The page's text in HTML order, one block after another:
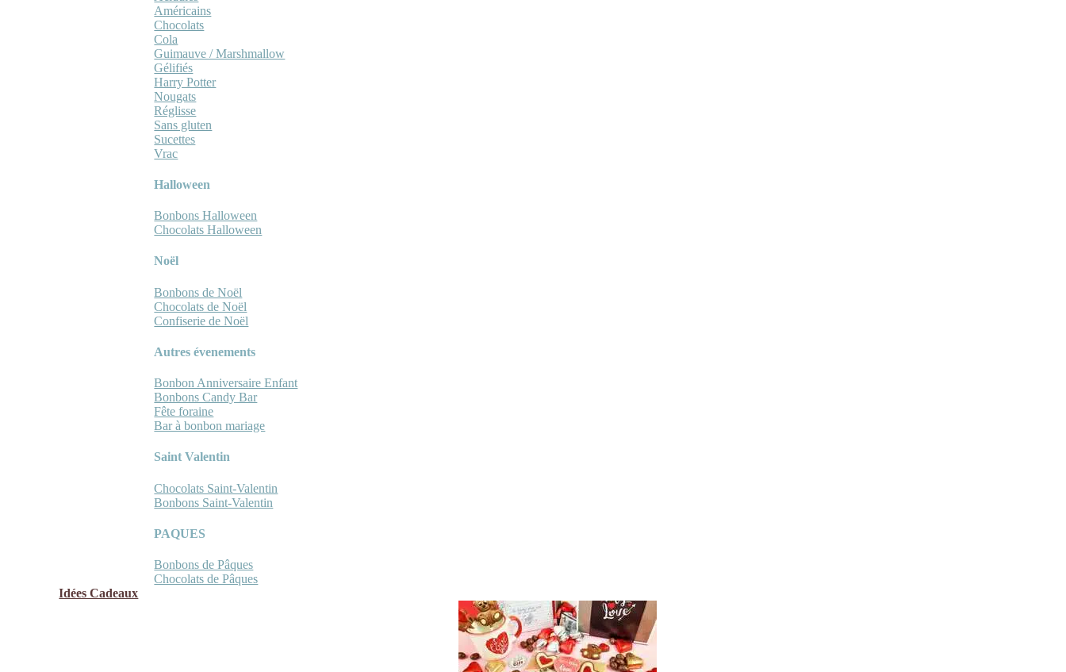
Américains
Chocolats
Cola
Guimauve / Marshmallow
Gélifiés
Harry Potter
Nougats
Réglisse
Sans gluten
Sucettes
Vrac
Halloween
Bonbons Halloween
Chocolats Halloween
Noël
Bonbons de Noël
Chocolats de Noël
Confiserie de Noël
Autres évenements
Bonbon Anniversaire Enfant
Bonbons Candy Bar
Fête foraine
Bar à bonbon mariage
Saint Valentin
Chocolats Saint-Valentin
Bonbons Saint-Valentin
PAQUES
Bonbons de Pâques
Chocolats de Pâques
Idées Cadeaux